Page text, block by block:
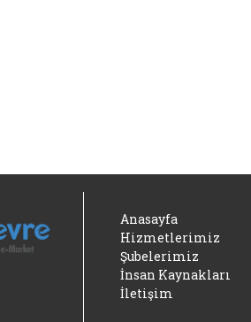
Anasayfa
Hizmetlerimiz
Şubelerimiz
İnsan Kaynakları
İletişim